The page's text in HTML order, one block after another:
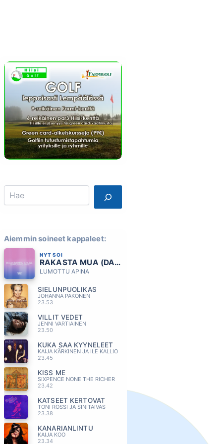
Search
Aiemmin soineet kappaleet:
NYT SOI
RAKASTA MUA (DAM,DAM,DAM)
LUMOTTU APINA
SIELUNPUOLIKAS
JOHANNA PAKONEN
23.53
VILLIT VEDET
JENNI VARTIAINEN
23.50
KUKA SAA KYYNELEET
KAIJA KÄRKINEN JA ILE KALLIO
23.45
KISS ME
SIXPENCE NONE THE RICHER
23.42
KATSEET KERTOVAT
TONI ROSSI JA SINITAIVAS
23.38
KANARIANLINTU
KAIJA KOO
23.34